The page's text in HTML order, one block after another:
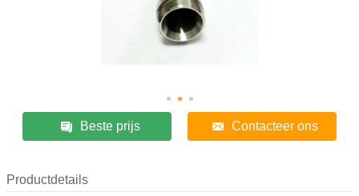
Beste prijs Contacteer ons
Productdetails